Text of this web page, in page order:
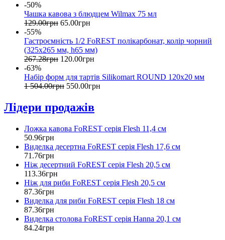
-50%
Чашка кавова з блюдцем Wilmax 75 мл
129.00грн 65.00грн
-55%
Гастроємність 1/2 FoREST полікарбонат, колір чорний
(325x265 мм, h65 мм)
267.28грн 120.00грн
-63%
Набір форм для тартів Silikomart ROUND 120х20 мм
1 504.00грн 550.00грн
Лідери продажів
Ложка кавова FoREST серія Flesh 11,4 см
50.96грн
Виделка десертна FoREST серія Flesh 17,6 см
71 .76грн
Ніж десертний FoREST серія Flesh 20,5 см
113.36грн
Ніж для риби FoREST серія Flesh 20,5 см
87.36грн
Виделка для риби FoREST серія Flesh 18 см
87.36грн
Виделка столова FoREST серія Hanna 20,1 см
84.24грн